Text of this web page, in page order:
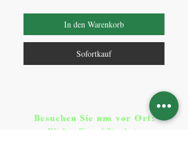
In den Warenkorb
Sofortkauf
Besuchen Sie uns vor Ort​:
Klicken Sie auf Standorte